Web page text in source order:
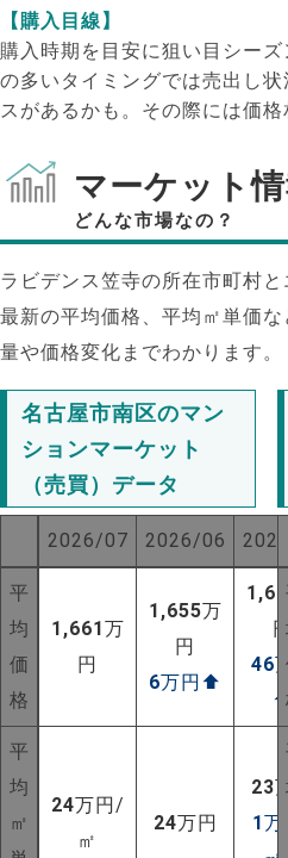
NEW!
【購入目線】
購入時期を目安に狙い目シー
の多いタイミングでは売出し
スがあるかも。その際には価格
マーケット
どんな市場なの？
ラビデンス笠寺の所在市町村と
最新の平均価格、平均㎡単価
量や価格変化までわかります。
名古屋市南区のマン
ションマーケット
（売買）データ
2026/07 2026/06
平
均
価
格
1,661万
円
1,655万
円
6万円 ⬆
46
平
均
㎡
24万円/
㎡
24万円
23
1万